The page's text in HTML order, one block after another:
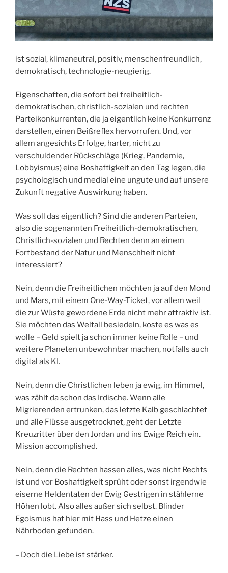
ist sozial, klimaneutral, positiv, menschenfreundlich,
demokratisch, technologie-neugierig.
Eigenschaften, die sofort bei freiheitlich-
demokratischen, christlich-sozialen und rechten
Parteikonkurrenten, die ja eigentlich keine Konkurrenz
darstellen, einen Beißreflex hervorrufen. Und, vor
allem angesichts Erfolge, harter, nicht zu
verschuldender Rückschläge (Krieg, Pandemie,
Lobbyismus) eine Boshaftigkeit an den Tag legen, die
psychologisch und medial eine ungute und auf unsere
Zukunft negative Auswirkung haben.
Was soll das eigentlich? Sind die anderen Parteien,
also die sogenannten Freiheitlich-demokratischen,
Christlich-sozialen und Rechten denn an einem
Fortbestand der Natur und Menschheit nicht
interessiert?
Nein, denn die Freiheitlichen möchten ja auf den Mond
und Mars, mit einem One-Way-Ticket, vor allem weil
die zur Wüste gewordene Erde nicht mehr attraktiv ist.
Sie möchten das Weltall besiedeln, koste es was es
wolle – Geld spielt ja schon immer keine Rolle – und
weitere Planeten unbewohnbar machen, notfalls auch
digital als KI.
Nein, denn die Christlichen leben ja ewig, im Himmel,
was zählt da schon das Irdische. Wenn alle
Migrierenden ertrunken, das letzte Kalb geschlachtet
und alle Flüsse ausgetrocknet, geht der Letzte
Kreuzritter über den Jordan und ins Ewige Reich ein.
Mission accomplished.
Nein, denn die Rechten hassen alles, was nicht Rechts
ist und vor Boshaftigkeit sprüht oder sonst irgendwie
eiserne Heldentaten der Ewig Gestrigen in stählerne
Höhen lobt. Also alles außer sich selbst. Blinder
Egoismus hat hier mit Hass und Hetze einen
Nährboden gefunden.
– Doch die Liebe ist stärker.